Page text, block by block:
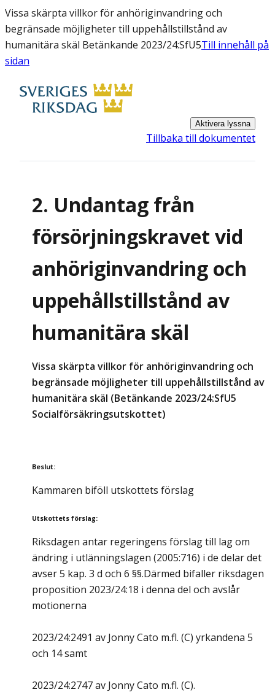
Vissa skärpta villkor för anhöriginvandring och
begränsade möjligheter till uppehållstillstånd av
humanitära skäl Betänkande 2023/24:SfU5Till innehåll på
sidan
Aktivera lyssna
Tillbaka till dokumentet
2. Undantag från
försörjningskravet vid
anhöriginvandring och
uppehållstillstånd av
humanitära skäl
Vissa skärpta villkor för anhöriginvandring och
begränsade möjligheter till uppehållstillstånd av
humanitära skäl (Betänkande 2023/24:SfU5
Socialförsäkringsutskottet)
Beslut:
Kammaren biföll utskottets förslag
Utskottets förslag:
Riksdagen antar regeringens förslag till lag om
ändring i utlänningslagen (2005:716) i de delar det
avser 5 kap. 3 d och 6 §§.Därmed bifaller riksdagen
proposition 2023/24:18 i denna del och avslår
motionerna
2023/24:2491 av Jonny Cato m.fl. (C) yrkandena 5
och 14 samt
2023/24:2747 av Jonny Cato m.fl. (C).